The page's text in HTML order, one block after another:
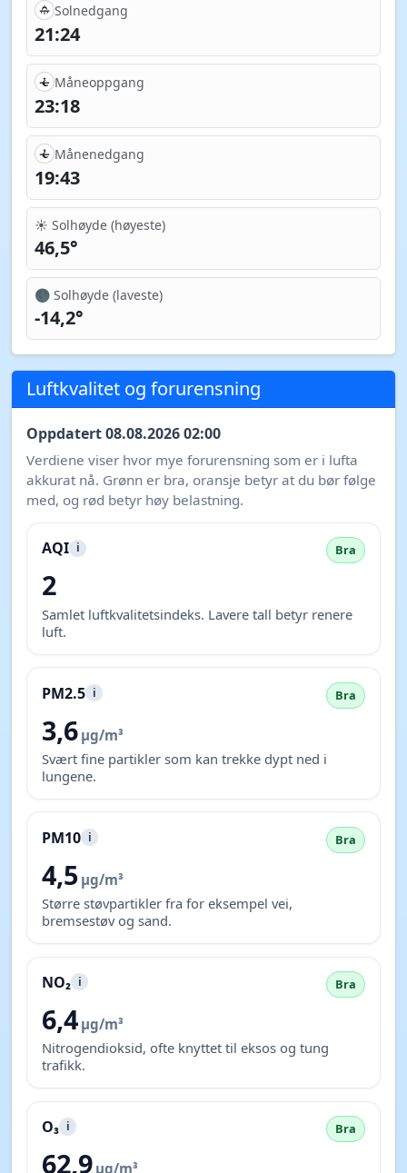
Solnedgang
21:24
Måneoppgang
23:18
Månenedgang
19:43
☀️ Solhøyde (høyeste)
46,5°
🌑 Solhøyde (laveste)
-14,2°
Luftkvalitet og forurensning
Oppdatert 08.08.2026 02:00
Verdiene viser hvor mye forurensning som er i lufta
akkurat nå. Grønn er bra, oransje betyr at du bør følge
med, og rød betyr høy belastning.
AQI i Bra
2
Samlet luftkvalitetsindeks. Lavere tall betyr renere
luft.
PM2.5 i Bra
3,6 µg/m³
Svært fine partikler som kan trekke dypt ned i
lungene.
PM10 i Bra
4,5 µg/m³
Større støvpartikler fra for eksempel vei,
bremsestøv og sand.
NO₂ i Bra
6,4 µg/m³
Nitrogendioksid, ofte knyttet til eksos og tung
trafikk.
O₃ i Bra
62,9 µg/m³